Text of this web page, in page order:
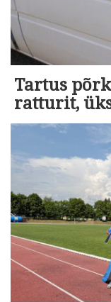
Tartus
ratturit,